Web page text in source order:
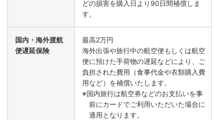
どの損害を購入日より90日間補償しま
す。
国内・海外渡航
便遅延保険
最高2万円
海外出張や旅行中の航空便もしくは航空
便に預けた手荷物の遅延などにより、ご
負担された費用（食事代金や衣類購入費
用など）を補償いたします。
※国内旅行は航空券などのお支払いを事
前にカードでご利用いただいた場合に
適用となります。